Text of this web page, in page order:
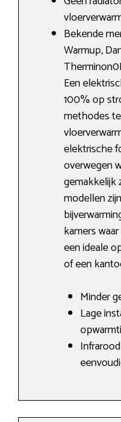
Bekende
Warmup,
Een
100% op
methodes
elektrische
overwegen
gemakkelijk
modellen
kamers
een ideale
of een
Minder
Lage